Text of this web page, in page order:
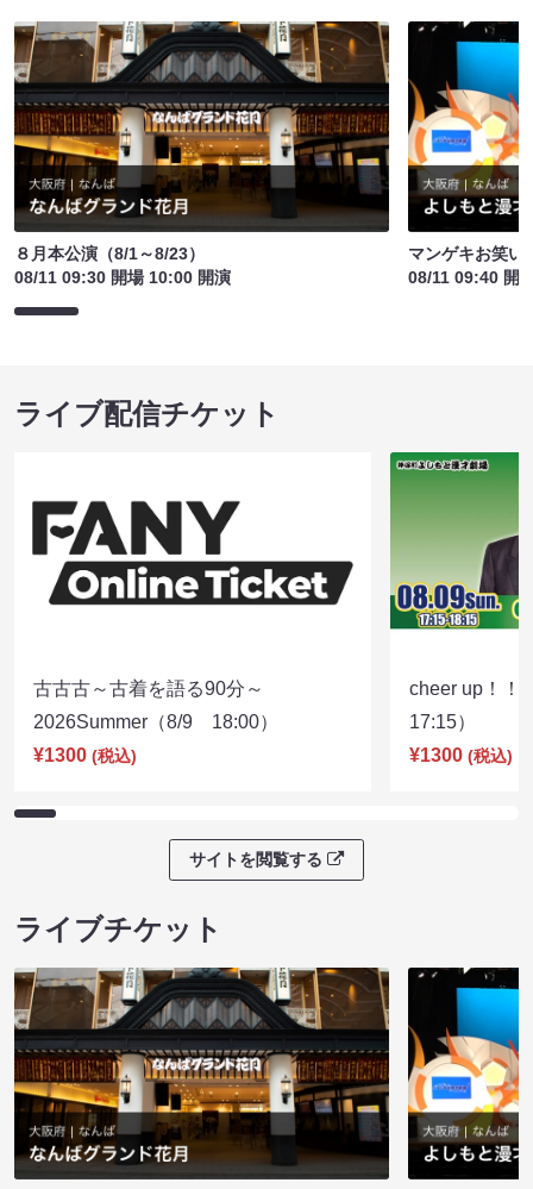
８月本公演（8/1～8/23）
08/11 09:30 開場 10:00 開演
マンゲキお笑い
08/11 09:40 開
ライブ配信チケット
古古古～古着を語る90分～
2026Summer（8/9 18:00）
¥1300 (税込)
cheer up！
17:15）
¥1300 (税込)
サイトを閲覧する
ライブチケット